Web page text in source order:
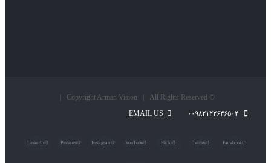
© Copyright Arman Vision | All Rights Reserved |
Facebook
Twitter
Flickr
YouTube
Instagram
Pinterest
LinkedIn